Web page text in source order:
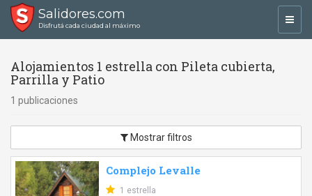
Salidores.com
Disfrutá cada ciudad al máximo
Alojamientos 1 estrella con Pileta cubierta,
Parrilla y Patio
1 publicaciones
Mostrar filtros
Complejo Levalle
1 estrella